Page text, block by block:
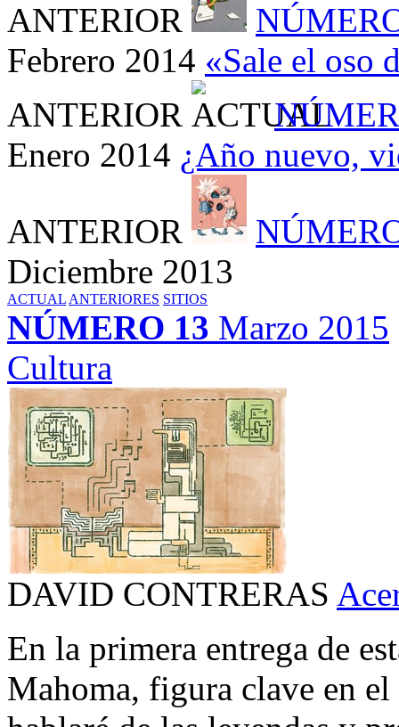
ANTERIOR
Febrero 2014 «Sale el oso
ANTERIOR
Enero 2014 ¿Año nuevo,
ANTERIOR
Diciembre 2013
ACTUAL ANTERIORES SITIOS
NÚMERO 13 Marzo 2015
Cultura
DAVID CONTRERAS
En la primera entrega de
Mahoma, figura clave en el